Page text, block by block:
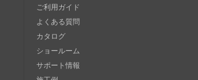
ご利用ガイド
よくある質問
カタログ
ショールーム
サポート情報